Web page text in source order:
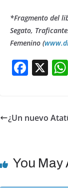
*Fragmento del
Segato,
Femenino (
F
e
o
X
¿Un nuevo
You May